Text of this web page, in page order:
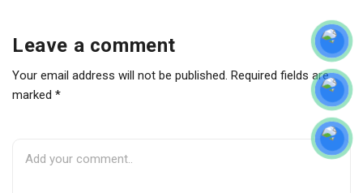
Leave a comment
Your email address will not be published. Required fields are
marked *